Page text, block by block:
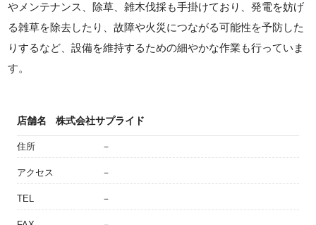
やメンテナンス、除草、雑木伐採も手掛けており、発電を妨げ
る雑草を除去したり、故障や火災につながる可能性を予防した
りするなど、設備を維持するための細やかな作業も行っていま
す。
店舗名 株式会社サプライド
住所 －
アクセス －
TEL －